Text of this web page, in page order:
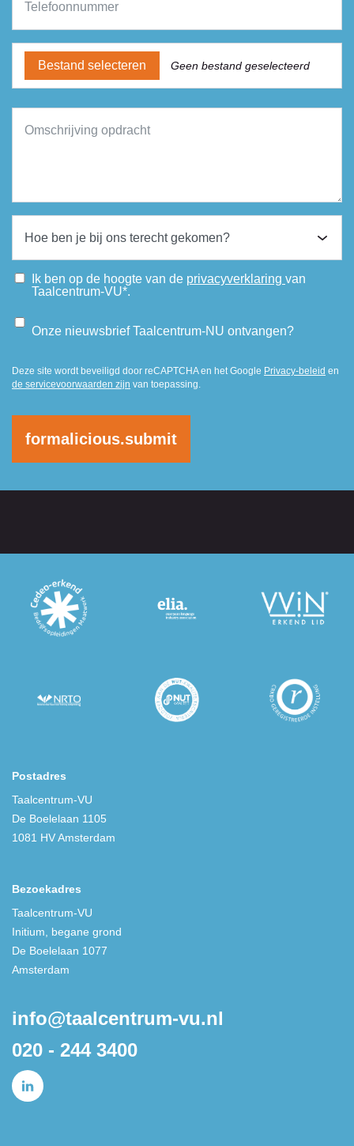
Bestand selecteren Geen bestand geselecteerd
Ik ben op de hoogte van de privacyverklaring van
Taalcentrum-VU*.
Onze nieuwsbrief Taalcentrum-NU ontvangen?
Deze site wordt beveiligd door reCAPTCHA en het Google Privacy-beleid en
de servicevoorwaarden zijn van toepassing.
formalicious.submit
Postadres
Taalcentrum-VU
De Boelelaan 1105
1081 HV Amsterdam
Bezoekadres
Taalcentrum-VU
Initium, begane grond
De Boelelaan 1077
Amsterdam
info@taalcentrum-vu.nl
020 - 244 3400